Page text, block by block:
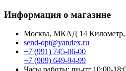
Информация о магазине
Москва, МКАД 14 Километр,
send-opt@yandex.ru
+7 (991) 745-06-00
+7 (909) 649-94-99